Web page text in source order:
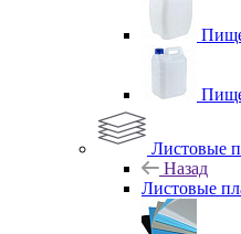
Листовые
Назад
Листовые